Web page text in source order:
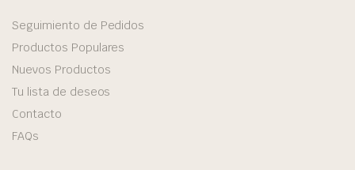
Seguimiento de Pedidos
Productos Populares
Nuevos Productos
Tu lista de deseos
Contacto
FAQs